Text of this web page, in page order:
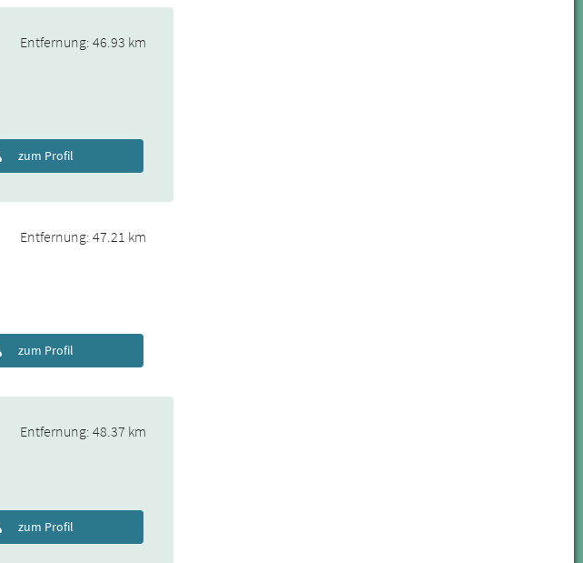
Entfernung: 46.93 km
zum Profil
Entfernung: 47.21 km
zum Profil
Entfernung: 48.37 km
zum Profil